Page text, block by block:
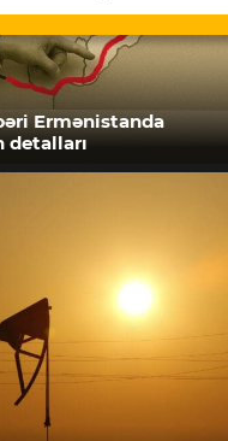
Ermənistanda
detalları